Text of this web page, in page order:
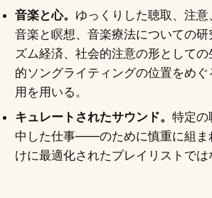
音楽と心。 ゆっくりした聴取、注
音楽と瞑想、音楽療法についての
ズム経済、社会的注意の形として
的ソングライティングの位置をめ
用を用いる。
キュレートされたサウンド。 特定
中した仕事——のために慎重に組ま
けに最適化されたプレイリストでは